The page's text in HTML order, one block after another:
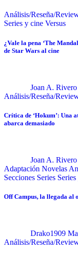
Análisis/Reseña/
Series y cine Versus
¿Vale la pena ‘The
de Star Wars al cine
Joan A. Rivero
Análisis/Reseña/
Crítica de ‘Hokum’: Una
abarca demasiado
Joan A. Rivero
Adaptación Novelas
Secciones Series
Off Campus, la llegada al
Drako1909
Análisis/Reseña/